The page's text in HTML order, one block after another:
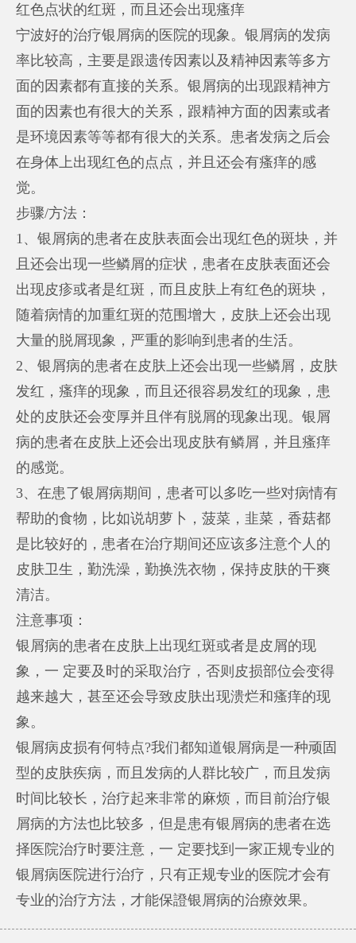
红色点状的红斑，而且还会出现瘙痒
宁波好的治疗银屑病的医院的现象。银屑病的发病
率比较高，主要是跟遗传因素以及精神因素等多方
面的因素都有直接的关系。银屑病的出现跟精神方
面的因素也有很大的关系，跟精神方面的因素或者
是环境因素等等都有很大的关系。患者发病之后会
在身体上出现红色的点点，并且还会有瘙痒的感
觉。
步骤/方法：
1、银屑病的患者在皮肤表面会出现红色的斑块，并
且还会出现一些鳞屑的症状，患者在皮肤表面还会
出现皮疹或者是红斑，而且皮肤上有红色的斑块，
随着病情的加重红斑的范围增大，皮肤上还会出现
大量的脱屑现象，严重的影响到患者的生活。
2、银屑病的患者在皮肤上还会出现一些鳞屑，皮肤
发红，瘙痒的现象，而且还很容易发红的现象，患
处的皮肤还会变厚并且伴有脱屑的现象出现。银屑
病的患者在皮肤上还会出现皮肤有鳞屑，并且瘙痒
的感觉。
3、在患了银屑病期间，患者可以多吃一些对病情有
帮助的食物，比如说胡萝卜，菠菜，韭菜，香菇都
是比较好的，患者在治疗期间还应该多注意个人的
皮肤卫生，勤洗澡，勤换洗衣物，保持皮肤的干爽
清洁。
注意事项：
银屑病的患者在皮肤上出现红斑或者是皮屑的现
象，一 定要及时的采取治疗，否则皮损部位会变得
越来越大，甚至还会导致皮肤出现溃烂和瘙痒的现
象。
银屑病皮损有何特点?我们都知道银屑病是一种顽固
型的皮肤疾病，而且发病的人群比较广，而且发病
时间比较长，治疗起来非常的麻烦，而目前治疗银
屑病的方法也比较多，但是患有银屑病的患者在选
择医院治疗时要注意，一 定要找到一家正规专业的
银屑病医院进行治疗，只有正规专业的医院才会有
专业的治疗方法，才能保證银屑病的治療效果。